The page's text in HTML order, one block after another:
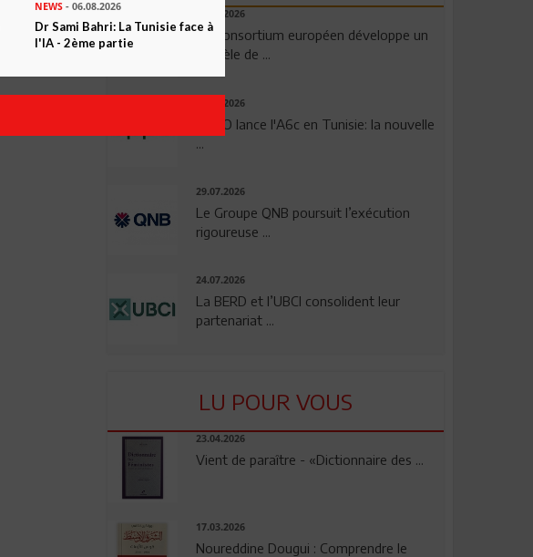
06.08.2026
Un consortium européen développe un
modèle de ...
04.08.2026
OPPO lance l'A6c en Tunisie: la nouvelle
29.07.2026
Le Groupe QNB poursuit l’exécution
rigoureuse ...
24.07.2026
La BERD et l’UBCI consolident leur
partenariat ...
LU POUR VOUS
23.04.2026
Vient de paraître - «Dictionnaire des ...
17.03.2026
Noureddine Dougui : Comprendre le
NEWS- 06.08.2026
Dr Sami Bahri: La Tunisie face à
l'IA - 2ème partie